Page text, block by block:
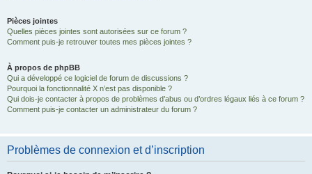
Pièces jointes
Quelles pièces jointes sont autorisées sur ce forum ?
Comment puis-je retrouver toutes mes pièces jointes ?
À propos de phpBB
Qui a développé ce logiciel de forum de discussions ?
Pourquoi la fonctionnalité X n’est pas disponible ?
Qui dois-je contacter à propos de problèmes d’abus ou d’ordres légaux liés à ce forum ?
Comment puis-je contacter un administrateur du forum ?
Problèmes de connexion et d’inscription